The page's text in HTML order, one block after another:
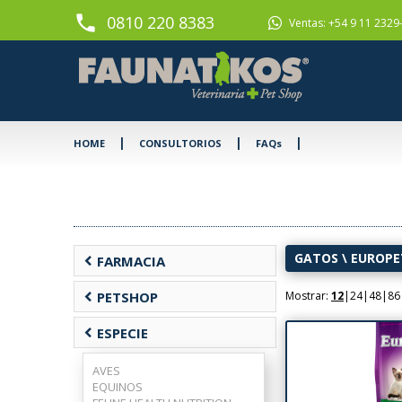
phone 0810 220 8383 Ventas: +54 9 11
HOME | CONSULTORIOS | FAQs |
chevron_left FARMACIA
chevron_left PETSHOP
chevron_left ESPECIE
AVES
EQUINOS
GATOS \
Mostrar: 12|24| 48| 86